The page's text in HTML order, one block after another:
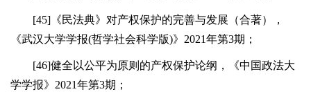
[45]《民法典》对产权保护的完善与发展（合著），
《武汉大学学报(哲学社会科学版)》2021年第3期；
[46]健全以公平为原则的产权保护论纲，《中国政法大
学学报》2021年第3期；